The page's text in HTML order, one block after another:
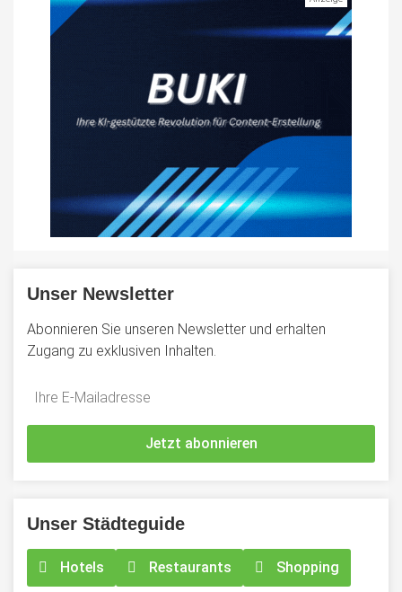
Unser Newsletter
Abonnieren Sie unseren Newsletter und erhalten
Zugang zu exklusiven Inhalten.
Do
*Ihre
Jetzt abonnieren
Unser Städteguide
Hotels Restaurants Shopping